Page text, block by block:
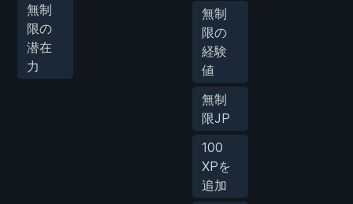
無制
限の
潜在
力
無制
限の
経験
値
無制
限JP
100
XPを
追加